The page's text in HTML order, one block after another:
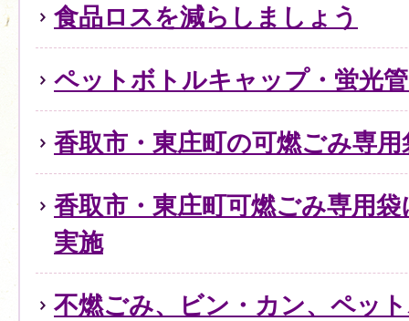
食品ロスを減らしましょう
ペットボトルキャップ・蛍光
香取市・東庄町の可燃ごみ専
香取市・東庄町可燃ごみ専用
実施
不燃ごみ、ビン・カン、ペッ